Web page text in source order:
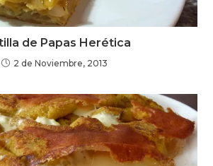
de Papas Herética
2 de Noviembre, 2013